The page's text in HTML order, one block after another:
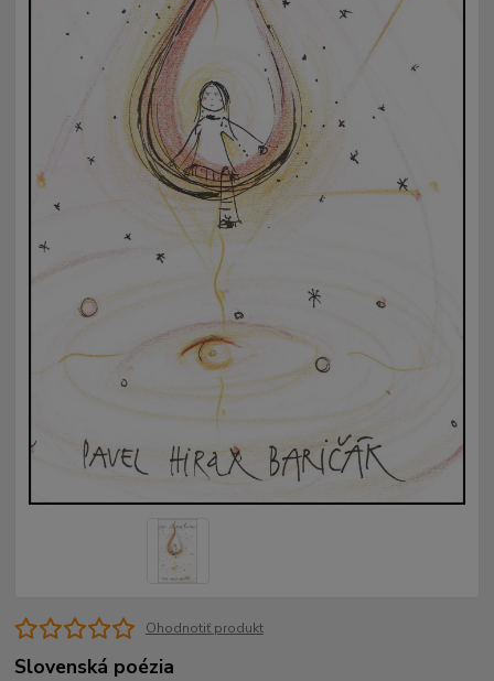
Ohodnotiť produkt
Slovenská poézia